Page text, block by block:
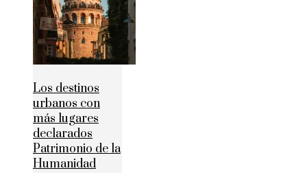
Los destinos
urbanos con
más lugares
declarados
Patrimonio de la
Humanidad